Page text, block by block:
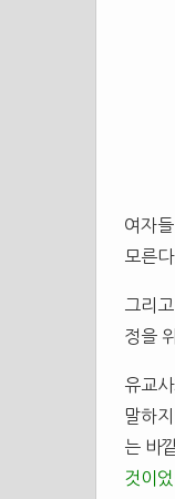
여자
모른다
그리
정을
유교
말하
는 바
것이